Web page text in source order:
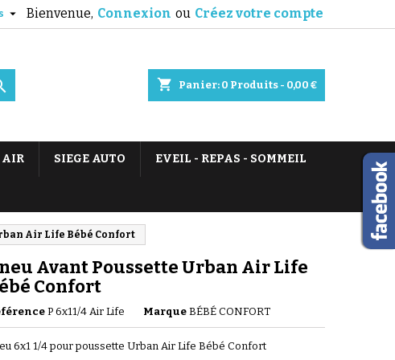
Bienvenue, Connexion ou Créez votre compte

shopping_cart Panier: 0 Produits - 0,00 €
AIR SIEGE AUTO EVEIL - REPAS - SOMMEIL
Air Life Bébé Confort
Avant Poussette Urban Air Life
Confort
P 6x11/4 Air Life Marque BÉBÉ CONFORT
6x1 1/4 pour poussette Urban Air Life Bébé Confort